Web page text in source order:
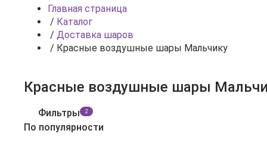
Главная страница
/ Каталог
/ Доставка шаров
/ Красные воздушные шары Мальчику
Красные воздушные шары
Фильтры 2
По популярности